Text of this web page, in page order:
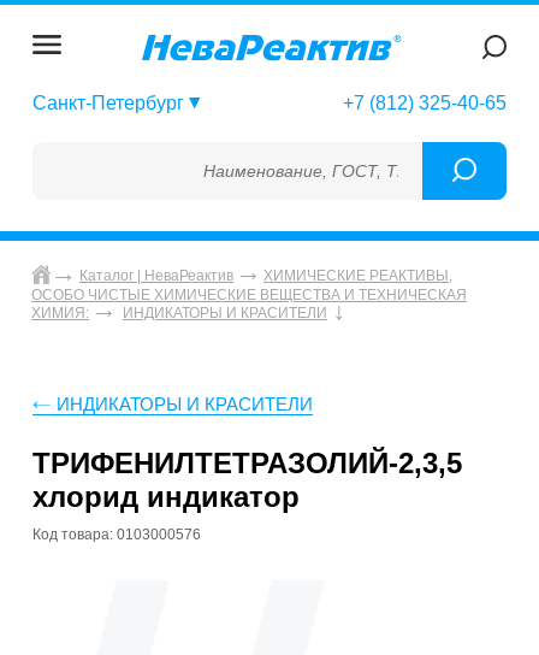
Санкт-Петербург +7 (812) 325-40-65
Наименование, ГОСТ, ТУ, ГСО, МСО, ОСО,
Каталог | НеваРеактив
ХИМИЧЕСКИЕ РЕАКТИВЫ,
ОСОБО ЧИСТЫЕ ХИМИЧЕСКИЕ ВЕЩЕСТВА И ТЕХНИЧЕСКАЯ
ХИМИЯ:
ИНДИКАТОРЫ И КРАСИТЕЛИ
ИНДИКАТОРЫ И КРАСИТЕЛИ
ТРИФЕНИЛТЕТРАЗОЛИЙ-2,3,5
хлорид индикатор
Код товара: 0103000576